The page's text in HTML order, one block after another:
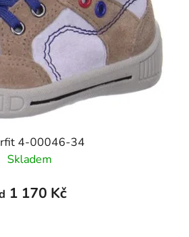
4-00046-34
Skladem
1 170 Kč